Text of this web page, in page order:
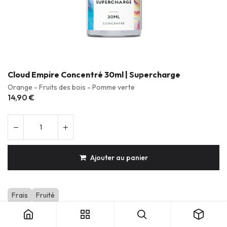
Cloud Empire Concentré 30ml | Supercharge
Orange - Fruits des bois - Pomme verte
14,90 €
Ajouter au panier
Frais Fruité